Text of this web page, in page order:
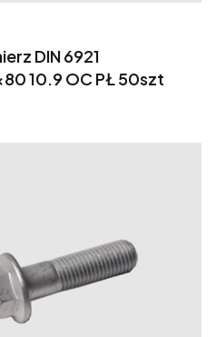
DIN 6921
10.9 OC PŁ 50szt